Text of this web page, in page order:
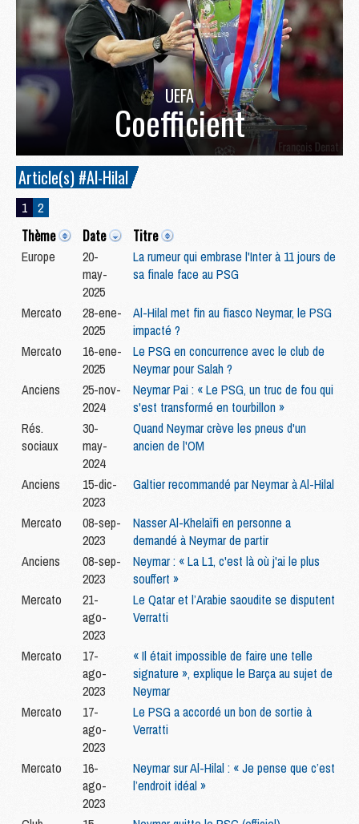
UEFA
Coefficient
Article(s) #Al-Hilal
1 2
Thème Date Titre
Europe
20-
may-
2025
La rumeur qui embrase l'Inter à 11 jours de
sa finale face au PSG
Mercato
28-ene-
2025
Al-Hilal met fin au fiasco Neymar, le PSG
impacté ?
Mercato
16-ene-
2025
Le PSG en concurrence avec le club de
Neymar pour Salah ?
Anciens
25-nov-
2024
Neymar Pai : « Le PSG, un truc de fou qui
s'est transformé en tourbillon »
Rés.
sociaux
30-
may-
2024
Quand Neymar crève les pneus d'un
ancien de l'OM
Anciens
15-dic-
2023
Galtier recommandé par Neymar à Al-Hilal
Mercato
08-sep-
2023
Nasser Al-Khelaïfi en personne a
demandé à Neymar de partir
Anciens
08-sep-
2023
Neymar : « La L1, c'est là où j'ai le plus
souffert »
Mercato
21-
ago-
2023
Le Qatar et l’Arabie saoudite se disputent
Verratti
Mercato
17-
ago-
2023
« Il était impossible de faire une telle
signature », explique le Barça au sujet de
Neymar
Mercato
17-
ago-
2023
Le PSG a accordé un bon de sortie à
Verratti
Mercato
16-
ago-
2023
Neymar sur Al-Hilal : « Je pense que c’est
l’endroit idéal »